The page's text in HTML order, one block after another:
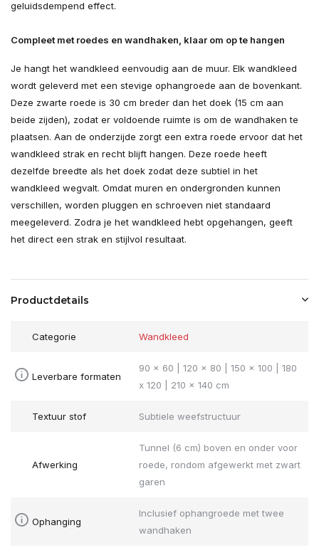
geluidsdempend effect.
Compleet met roedes en wandhaken, klaar om op te hangen
Je hangt het wandkleed eenvoudig aan de muur. Elk wandkleed
wordt geleverd met een stevige ophangroede aan de bovenkant.
Deze zwarte roede is 30 cm breder dan het doek (15 cm aan
beide zijden), zodat er voldoende ruimte is om de wandhaken te
plaatsen. Aan de onderzijde zorgt een extra roede ervoor dat het
wandkleed strak en recht blijft hangen. Deze roede heeft
dezelfde breedte als het doek zodat deze subtiel in het
wandkleed wegvalt. Omdat muren en ondergronden kunnen
verschillen, worden pluggen en schroeven niet standaard
meegeleverd. Zodra je het wandkleed hebt opgehangen, geeft
het direct een strak en stijlvol resultaat.
Productdetails
Categorie Wandkleed
Leverbare formaten
90 x 60 | 120 x 80 | 150 x 100 | 180
x 120 | 210 x 140 cm
Textuur stof Subtiele weefstructuur
Afwerking
Tunnel (6 cm) boven en onder voor
roede, rondom afgewerkt met zwart
garen
Ophanging
Inclusief ophangroede met twee
wandhaken